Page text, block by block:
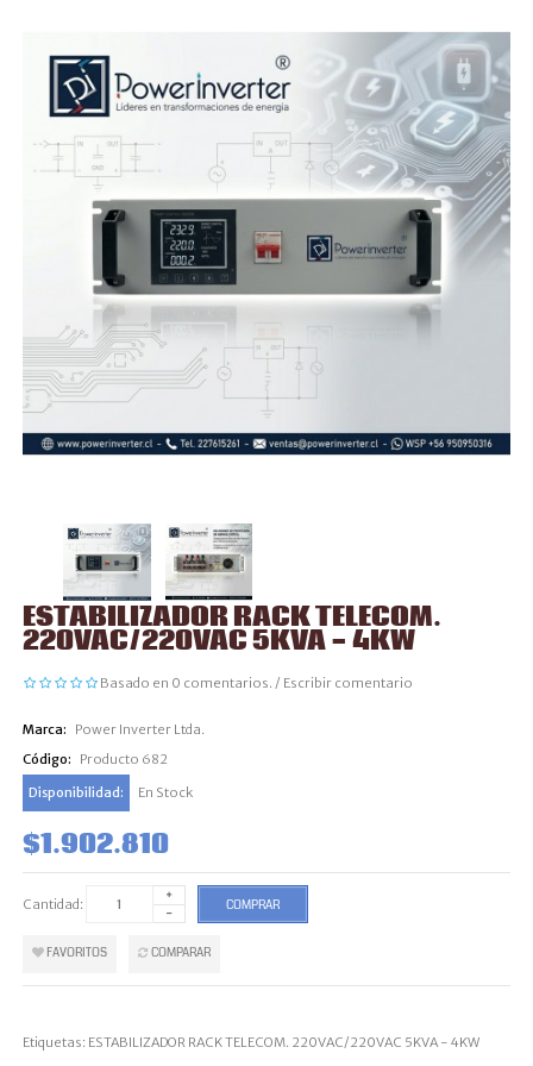
ESTABILIZADOR RACK TELECOM.
220VAC/220VAC 5KVA - 4KW
Basado en 0 comentarios. / Escribir comentario
Marca:
Power Inverter Ltda.
Código:
Producto 682
Disponibilidad:
En Stock
$1.902.810
Cantidad: COMPRAR
FAVORITOS COMPARAR
Etiquetas: ESTABILIZADOR RACK TELECOM. 220VAC/220VAC 5KVA - 4KW